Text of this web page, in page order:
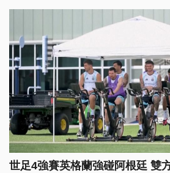
世足4強賽英格蘭強碰阿根廷 雙